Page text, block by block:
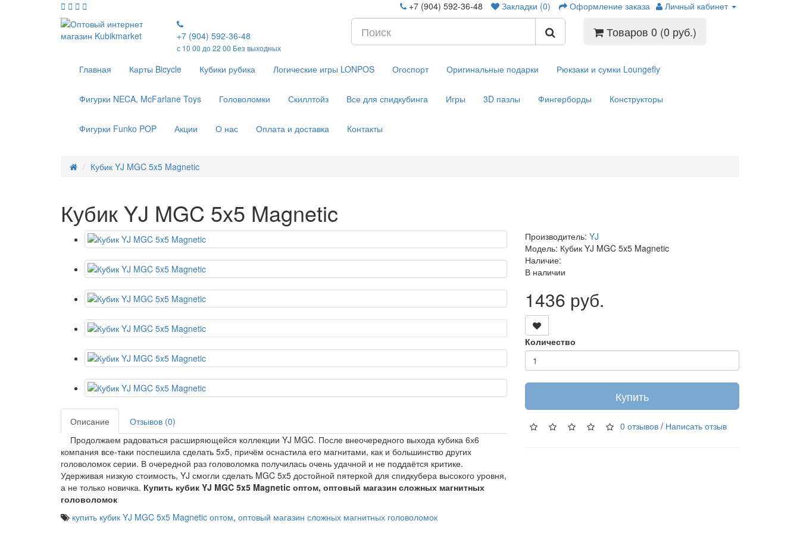
+7 (904) 592-36-48 Закладки (0) Оформление заказа Личный кабинет
+7 (904) 592-36-48
с 10 00 до 22 00 Без выходных
Товаров 0 (0 руб.)
Главная Карты Bicycle Кубики рубика Логические игры LONPOS Огоспорт Оригинальные подарки Рюкзаки и сумки Loungefly
Фигурки NECA, McFarlane Toys Головоломки Скиллтойз Все для спидкубинга Игры 3D пазлы Фингерборды Конструкторы
Фигурки Funko POP Акции О нас Оплата и доставка Контакты
Кубик YJ MGC 5x5 Magnetic
Кубик YJ MGC 5x5 Magnetic
Описание
Отзывов (0)
Продолжаем радоваться расширяющейся коллекции YJ MGC. После внеочередного выхода кубика 6х6
компания все-таки поспешила сделать 5х5, причём оснастила его магнитами, как и большинство других
головоломок серии. В очередной раз головоломка получилась очень удачной и не поддаётся критике.
Удерживая низкую стоимость, YJ смогли сделать MGC 5x5 достойной пятеркой для спидкубера высокого уровня,
а не только новичка. Купить кубик YJ MGC 5x5 Magnetic оптом, оптовый магазин сложных магнитных
головоломок
Производитель: YJ
Модель: Кубик YJ MGC 5x5 Magnetic
Наличие:
В наличии
1436 руб.
Количество
Купить
0 отзывов / Написать отзыв
купить кубик YJ MGC 5x5 Magnetic оптом, оптовый магазин сложных магнитных головоломок